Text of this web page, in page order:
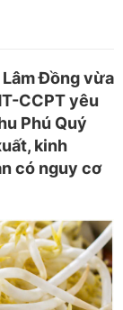
Đồng vừa
CCPT yêu
Phú Quý
kinh
có nguy cơ